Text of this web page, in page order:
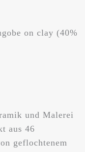
on clay (40%
und Malerei
aus 46
geflochtenem